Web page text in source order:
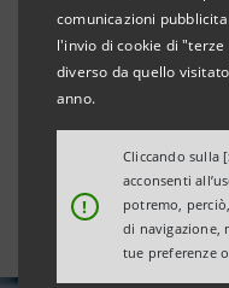
comunicazioni
l'invio di cookie di
diverso da quello
anno.
!
Cliccando sulla
acconsenti
potremo,
di navigazione,
tue preferenze
Rapporto
ed export